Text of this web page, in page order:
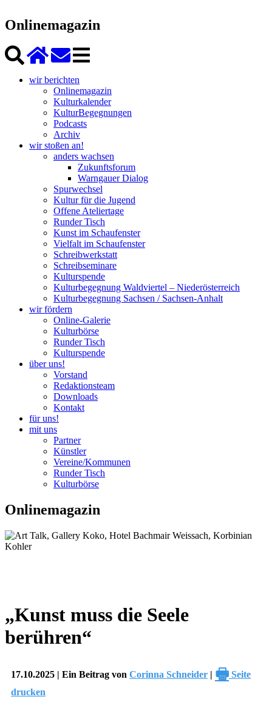
Onlinemagazin
wir berichten
Onlinemagazin
Kulturkalender
KulturBegegnungen
Podcasts
Archiv
wir stoßen an!
anders wachsen
Zukunftsforum
Warngauer Dialog
Spurwechsel
Kultur für die Jugend
Offene Ateliertage
Runder Tisch
Kunst im Schaufenster
Vielfalt im Schaufenster
Schreibwerkstatt
Schreibseminare
Kulturspende
Kulturbegegnung Waldviertel – Niederösterreich
Kulturbegegnung Sachsen / Sachsen-Anhalt
wir fördern
Online-Galerie
Kulturbörse
Runder Tisch
Kulturspende
über uns!
Vorstand
Redaktionsteam
Downloads
Kontakt
für uns!
mit uns
Partner
Künstler
Vereine/Kommunen
Runder Tisch
Kulturbörse
Onlinemagazin
„Kunst muss die Seele
berühren“
17.10.2025 | Ein Beitrag von Corinna Schneider | 🖶 Seite
drucken